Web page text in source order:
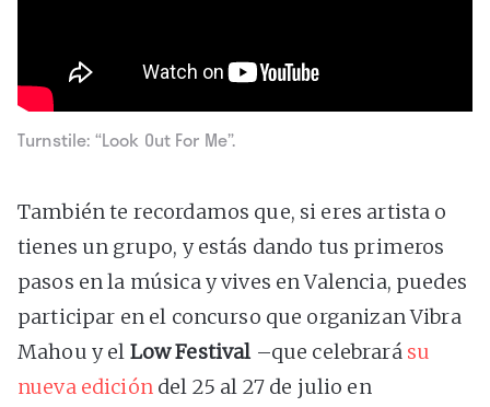
Turnstile: “Look Out For Me”.
También te recordamos que, si eres artista o
tienes un grupo, y estás dando tus primeros
pasos en la música y vives en Valencia, puedes
participar en el concurso que organizan Vibra
Mahou y el Low Festival –que celebrará su
nueva edicióndel 25 al 27 de julio en